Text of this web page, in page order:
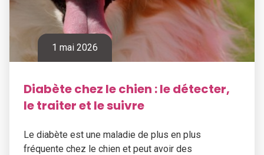
1 mai 2026
Diabète chez le chien : le détecter,
le traiter et le suivre
Le diabète est une maladie de plus en plus
fréquente chez le chien et peut avoir des